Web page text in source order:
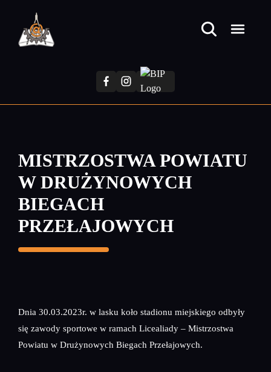
głównej
MISTRZOSTWA POWIATU
W DRUŻYNOWYCH
BIEGACH
PRZEŁAJOWYCH
Dnia 30.03.2023r. w lasku koło stadionu miejskiego odbyły
się zawody sportowe w ramach Licealiady – Mistrzostwa
Powiatu w Drużynowych Biegach Przełajowych.